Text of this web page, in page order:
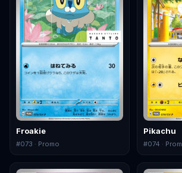
Froakie
#073 · Promo
Pikachu
#074 ·